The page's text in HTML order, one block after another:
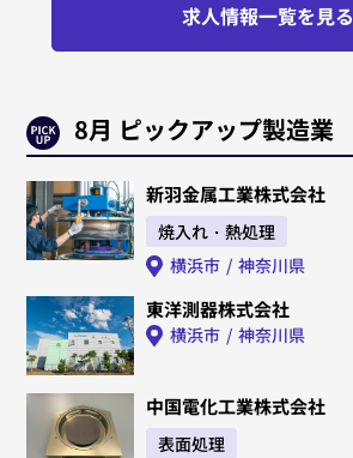
求人情報一覧を見る
8月 ピックアップ製造業
新羽金属工業株式会社
焼入れ・熱処理
神奈川県
横浜市
東洋測器株式会社
神奈川県
横浜市
中国電化工業株式会社
表面処理